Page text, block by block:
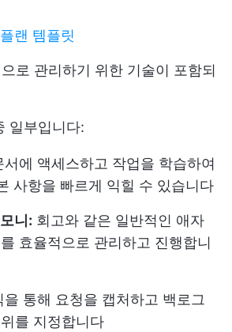
랜 템플릿
로 관리하기 위한 기술이 포함되
일부입니다:
서에 액세스하고 작업을 학습하여
사항을 빠르게 익힐 수 있습니다
니: 회고와 같은 일반적인 애자
효율적으로 관리하고 진행합니
을 통해 요청을 캡처하고 백로그
를 지정합니다